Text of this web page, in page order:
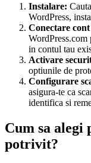
Instalare: Cauta
WordPress,
Conectare
WordPress.com
in contul tau
Activare
optiunile de
Configurare
asigura-te ca
identifica si
Cum sa alegi
potrivit?